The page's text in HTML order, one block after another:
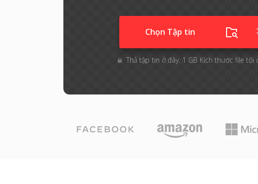
Chọn Tập tin
Thả tập tin ở đây. 1 GB Kích thước file tối